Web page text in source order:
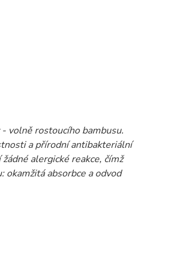
volně rostoucího bambusu.
a přírodní antibakteriální
alergické reakce, čímž
absorbce a odvod